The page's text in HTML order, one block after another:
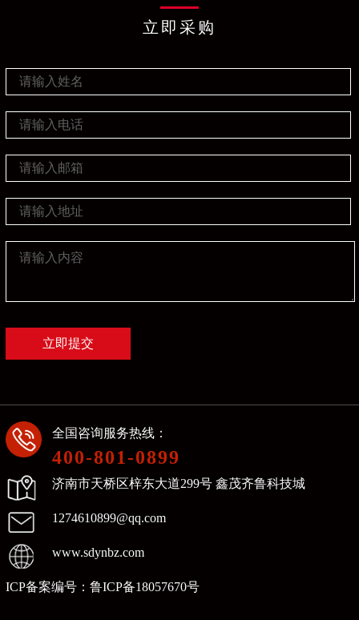
立即采购
全国咨询服务热线：
400-801-0899
济南市天桥区梓东大道299号 鑫茂齐鲁科技城
1274610899@qq.com
www.sdynbz.com
ICP备案编号：鲁ICP备18057670号